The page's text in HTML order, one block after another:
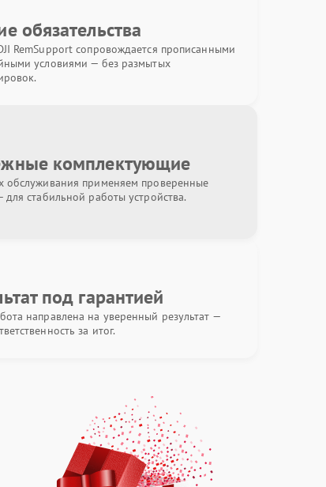
обязательства
RemSupport сопровождается прописанными
условиями — без размытых
комплектующие
обслуживания применяем проверенные
для стабильной работы устройства.
под гарантией
направлена на уверенный результат —
за итог.